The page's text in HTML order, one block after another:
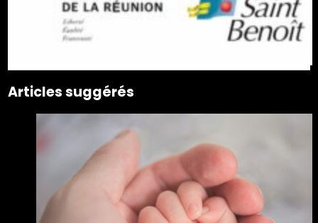
Articles suggérés